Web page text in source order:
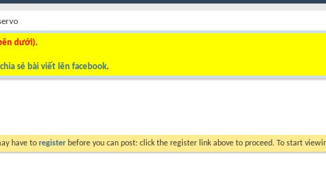
dưới).
sẻ bài viết lên facebook.
have to register before you can post: click the register link above to proceed. To start